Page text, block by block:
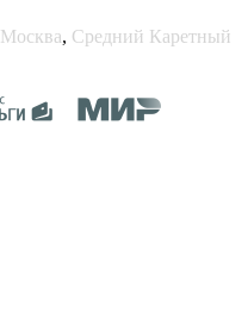
Москва, Средний Каретный